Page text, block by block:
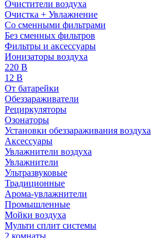
Очистители воздуха
Очистка + Увлажнение
Cо сменными фильтрами
Без сменных фильтров
Фильтры и аксессуары
Ионизаторы воздуха
220 В
12 В
От батарейки
Обеззараживатели
Рециркуляторы
Озонаторы
Установки обеззараживания воздуха
Аксессуары
Увлажнители воздуха
Увлажнители
Ультразвуковые
Традиционные
Арома-увлажнители
Промышленные
Мойки воздуха
Мульти сплит системы
2 комнаты